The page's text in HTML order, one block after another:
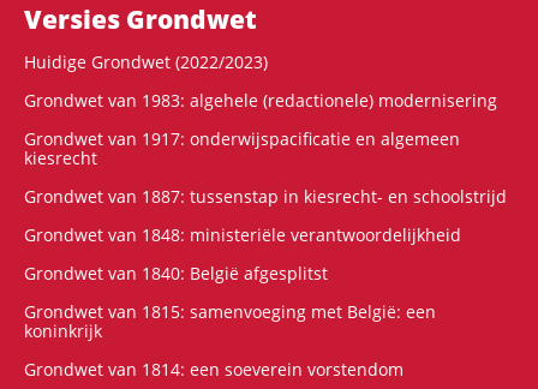
Versies Grondwet
Huidige Grondwet (2022/2023)
Grondwet van 1983: algehele (redactionele) modernisering
Grondwet van 1917: onderwijspacificatie en algemeen
kiesrecht
Grondwet van 1887: tussenstap in kiesrecht- en schoolstrijd
Grondwet van 1848: ministeriële verantwoordelijkheid
Grondwet van 1840: België afgesplitst
Grondwet van 1815: samenvoeging met België: een
koninkrijk
Grondwet van 1814: een soeverein vorstendom